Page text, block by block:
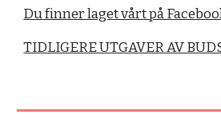
Du finner laget vårt på
TIDLIGERE UTGAVER AV